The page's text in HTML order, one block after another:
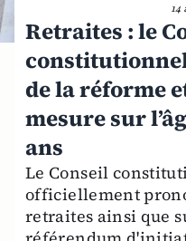
14
Retraites : le
de la réforme
mesure sur
ans
Le Conseil
officiellement
retraites ainsi que